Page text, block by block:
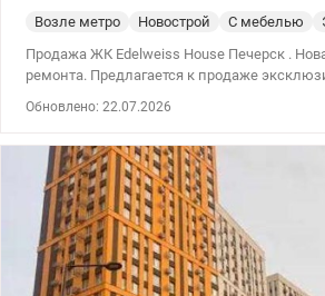
Возле метро Новострой С мебелью
Продажа ЖК Edelweiss House Печерск .
ремонта. Предлагается к продаже
материалов: мрамора, гранита, паркета.
укомплектован мебелью и бытовой
мировых брендов. Все продумано до
полностью готова к проживанию.
кухня-гостиная; 2 отдельные спальни; 2
полноценные санузла. Для максимального
оборудована системой EcoFlow,
Обновлено: 22.07.2026